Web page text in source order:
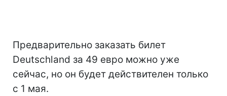
Предварительно заказать билет
Deutschland за 49 евро можно уже
сейчас, но он будет действителен только
с 1 мая.